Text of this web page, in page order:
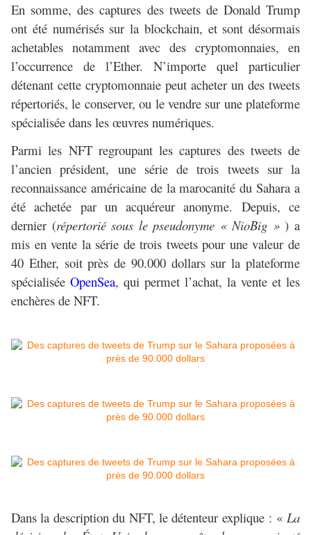
En somme, des captures des tweets de Donald Trump
ont été numérisés sur la blockchain, et sont désormais
achetables notamment avec des cryptomonnaies, en
l’occurrence de l’Ether. N’importe quel particulier
détenant cette cryptomonnaie peut acheter un des tweets
répertoriés, le conserver, ou le vendre sur une plateforme
spécialisée dans les œuvres numériques.
Parmi les NFT regroupant les captures des tweets de
l’ancien président, une série de trois tweets sur la
reconnaissance américaine de la marocanité du Sahara a
été achetée par un acquéreur anonyme. Depuis, ce
dernier (répertorié sous le pseudonyme « NioBig ») a
mis en vente la série de trois tweets pour une valeur de
40 Ether, soit près de 90.000 dollars sur la plateforme
spécialisée OpenSea, qui permet l’achat, la vente et les
enchères de NFT.
Dans la description du NFT, le détenteur explique : « La